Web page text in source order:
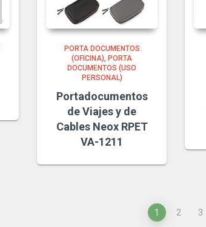
PORTA DOCUMENTOS
(OFICINA) PORTA
DOCUMENTOS (USO
PERSONAL)
Portadocumentos
de Viajes y de
Cables Neox RPET
VA-1211
1 2 3